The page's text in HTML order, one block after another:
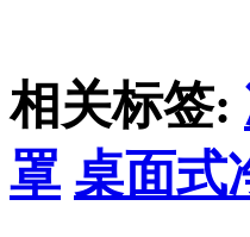
相关标签:
罩 桌面式